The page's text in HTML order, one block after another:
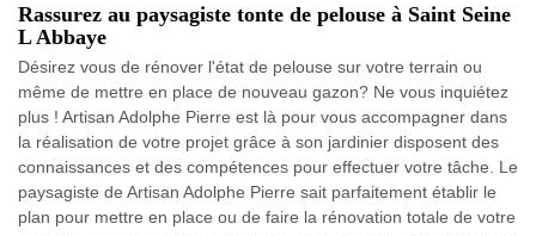
Rassurez au paysagiste tonte de pelouse à Saint Seine
L Abbaye
Désirez vous de rénover l'état de pelouse sur votre terrain ou
même de mettre en place de nouveau gazon? Ne vous inquiétez
plus ! Artisan Adolphe Pierre est là pour vous accompagner dans
la réalisation de votre projet grâce à son jardinier disposent des
connaissances et des compétences pour effectuer votre tâche. Le
paysagiste de Artisan Adolphe Pierre sait parfaitement établir le
plan pour mettre en place ou de faire la rénovation totale de votre